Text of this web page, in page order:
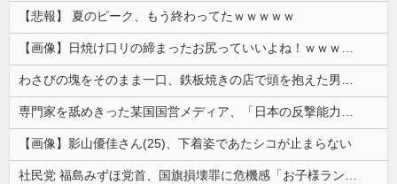
【悲報】 夏のピーク、もう終わってたｗｗｗｗｗ
【画像】日焼け口リの締まったお尻っていいよね！ｗｗｗｗｗ
わさびの塊をそのまま一口、鉄板焼きの店で頭を抱えた男「もう時間の匂いまで嗅ぎ分けられるだろ」【海外の反応】
専門家を舐めきった某国国営メディア、「日本の反撃能力が地域を不安定化させている」というストーリーで番組制作を進めようとするも……
【画像】影山優佳さん(25)、下着姿であたシコが止まらない
社民党 福島みずほ党首、国旗損壊罪に危機感「お子様ランチの日の丸は折っても破っても処罰されない、 どうでしょう。本当にそうなのか」